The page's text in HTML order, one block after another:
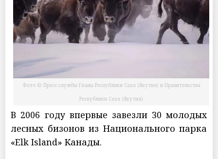
Фото © Пресс-службы Главы Республики Саха (Якутия) и Правительства
Республики Саха (Якутия)
В 2006 году впервые завезли 30 молодых
лесных бизонов из Национального парка
«Elk Island» Канады.